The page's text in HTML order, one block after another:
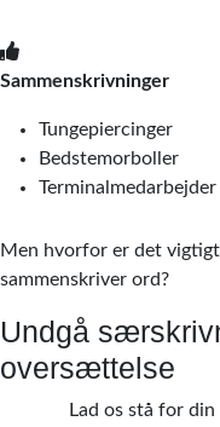
Sammenskrivninger
Tungepiercinger
Bedstemorboller
Terminalmedarbejder
Men hvorfor er det
sammenskriver ord?
Undgå
oversættelse
Lad os stå for